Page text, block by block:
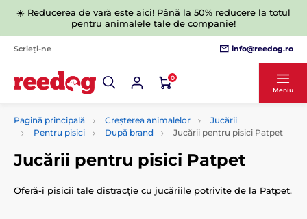
☀️ Reducerea de vară este aici! Până la 50% reducere la totul
pentru animalele tale de companie!
Scrieți-ne info@reedog.ro
0
Meniu
Pagină principală Creșterea animalelor
Jucării
Pentru pisici
După brand Jucării pentru pisici Patpet
Jucării pentru pisici Patpet
Oferă-i pisicii tale distracție cu jucăriile potrivite de la Patpet.